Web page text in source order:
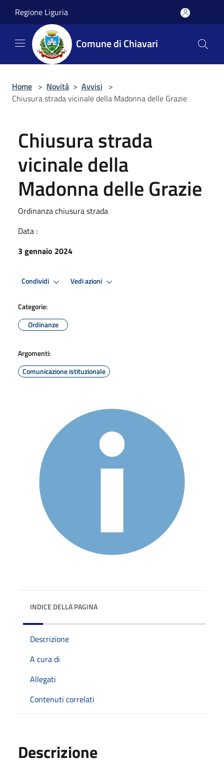
Regione Liguria
Comune di Chiavari
Home > Novità > Avvisi >
Chiusura strada vicinale della Madonna delle Grazie
Chiusura strada
vicinale della
Madonna delle Grazie
Ordinanza chiusura strada
Data :
3 gennaio 2024
Condividi Vedi azioni
Categorie:
Ordinanze
Argomenti:
Comunicazione istituzionale
INDICE DELLA PAGINA
Descrizione
A cura di
Allegati
Contenuti correlati
Descrizione